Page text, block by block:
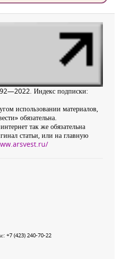
Индекс подписки:
использовании материалов,
обязательна.
так же обязательна
статьи, или на главную
+7 (423) 240-70-22